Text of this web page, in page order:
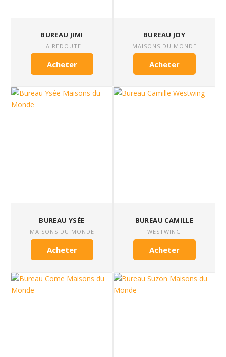
BUREAU JIMI
LA REDOUTE
Acheter
BUREAU JOY
MAISONS DU MONDE
Acheter
BUREAU YSÉE
MAISONS DU MONDE
Acheter
BUREAU CAMILLE
WESTWING
Acheter